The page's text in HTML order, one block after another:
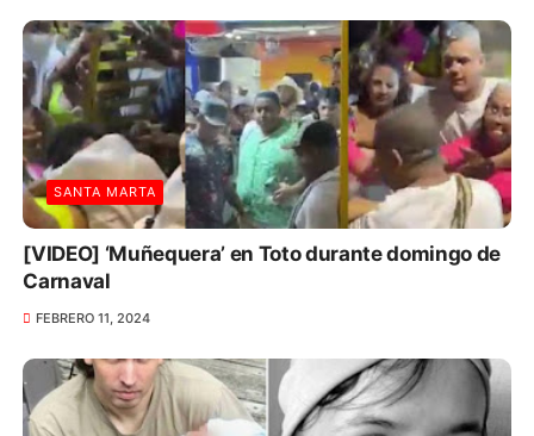
SANTA MARTA
[VIDEO] ‘Muñequera’ en Toto durante domingo de
Carnaval
FEBRERO 11, 2024